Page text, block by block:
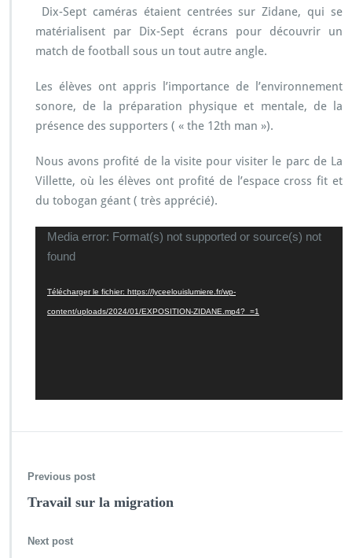
d
a
n
e
Dix-Sept caméras étaient centrées sur Zidane, qui se
matérialisent par Dix-Sept écrans pour découvrir un
match de football sous un tout autre angle.
Les élèves ont appris l’importance de l’environnement
sonore, de la préparation physique et mentale, de la
présence des supporters ( « the 12th man »).
Nous avons profité de la visite pour visiter le parc de La
Villette, où les élèves ont profité de l’espace cross fit et
du tobogan géant ( très apprécié).
Lecteur
vidéo
Media error: Format(s) not supported or source(s) not
found
Télécharger le fichier: https://lyceelouislumiere.fr/wp-
content/uploads/2024/01/EXPOSITION-ZIDANE.mp4?_=1
Previous post
Travail sur la migration
Next post